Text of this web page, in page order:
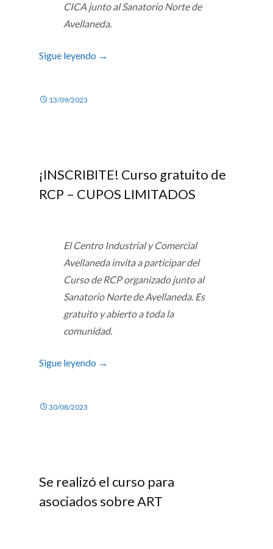
CICA junto al Sanatorio Norte de
Avellaneda.
Sigue leyendo →
13/09/2023
¡INSCRIBITE! Curso gratuito de
RCP – CUPOS LIMITADOS
El Centro Industrial y Comercial
Avellaneda invita a participar del
Curso de RCP organizado junto al
Sanatorio Norte de Avellaneda. Es
gratuito y abierto a toda la
comunidad.
Sigue leyendo →
30/08/2023
Se realizó el curso para
asociados sobre ART